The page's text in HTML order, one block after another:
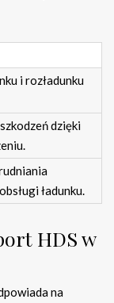
i rozładunku
dzięki
ładunku.
HDS w
na